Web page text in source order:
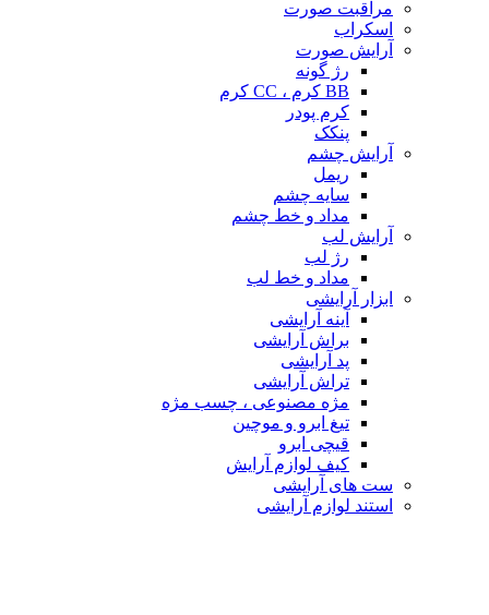
مراقبت صورت
اسکراب
آرایش صورت
رژ گونه
BB کرم ، CC کرم
کرم پودر
پنکک
آرایش چشم
ریمل
سایه چشم
مداد و خط چشم
آرایش لب
رژ لب
مداد و خط لب
ابزار آرایشی
آینه آرایشی
براش آرایشی
پد آرایشی
تراش آرایشی
مژه مصنوعی ، چسب مژه
تیغ ابرو و موچین
قیچی ابرو
کیف لوازم آرایش
ست های آرایشی
استند لوازم آرایشی